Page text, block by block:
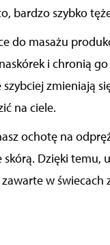
bardzo szybko
do masażu
i chronią
szybciej zmieniają
na ciele.
ochotę na
skórą. Dzięki temu,
w świecach